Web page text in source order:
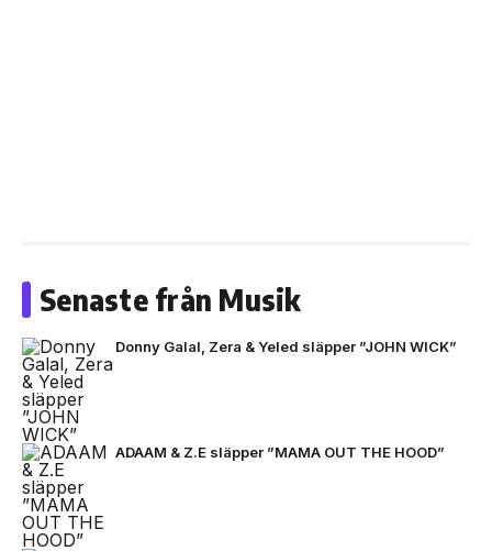
Senaste från Musik
Donny Galal, Zera & Yeled släpper ”JOHN WICK”
ADAAM & Z.E släpper ”MAMA OUT THE HOOD”